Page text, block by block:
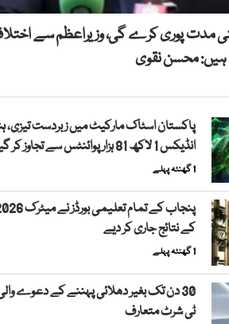
مدت پوری کرے گی، وزیراعظم سے
ہیں: محسن نقوی
پاکستان اسٹاک مارکیٹ میں زبردست تیزی،
انڈیکس 1 لاکھ 81 ہزار پوائنٹس سے تجاوز کر گیا
1 گھنٹہ پہلے
پنجاب کے تمام تعلیمی بورڈز
کے نتائج جاری کر دیے
1 گھنٹہ پہلے
30 دن تک بغیر دھلائی پہننے کے دعوے
ٹی شرٹ متعارف